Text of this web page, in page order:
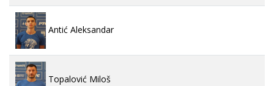
Antić Aleksandar
Topalović Miloš